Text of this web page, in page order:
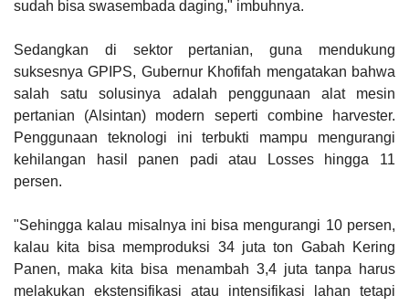
sudah bisa swasembada daging," imbuhnya.
Sedangkan di sektor pertanian, guna mendukung
suksesnya GPIPS, Gubernur Khofifah mengatakan bahwa
salah satu solusinya adalah penggunaan alat mesin
pertanian (Alsintan) modern seperti combine harvester.
Penggunaan teknologi ini terbukti mampu mengurangi
kehilangan hasil panen padi atau Losses hingga 11
persen.
"Sehingga kalau misalnya ini bisa mengurangi 10 persen,
kalau kita bisa memproduksi 34 juta ton Gabah Kering
Panen, maka kita bisa menambah 3,4 juta tanpa harus
melakukan ekstensifikasi atau intensifikasi lahan tetapi